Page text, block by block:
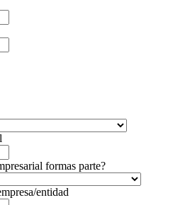
formas parte?
entidad